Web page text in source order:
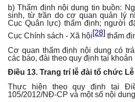
b) Thẩm định nội dung tin buồn:
sinh, từ trần do cơ quan quản lý
Cục Quân lực) thẩm định; người
Cục Chính sách - Xã hội[28] thẩm
Cơ quan thẩm định nội dung có
các báo, đài theo quy định tại khoản
Điều 13. Trang trí lễ đài tổ chức
Thực hiện theo quy định tại
105/2012/NĐ-CP và một số nội